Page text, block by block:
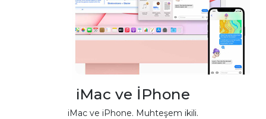
iMac ve İPhone
iMac ve iPhone. Muhteşem ikili.